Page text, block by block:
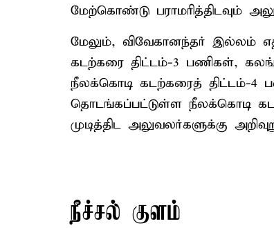
மேற்கொண்டு பராமரித்திடவும்
மேலும், விவேகானந்தர் இல்லம்
கடற்கரை திட்டம்-3 பணிகள்,
நீலக்கொடி கடற்கரைத் திட்டம்-
தொடங்கப்பட்டுள்ள நீலக்கொடி
முடித்திட அலுவலர்களுக்கு
நீச்சல் குளம்